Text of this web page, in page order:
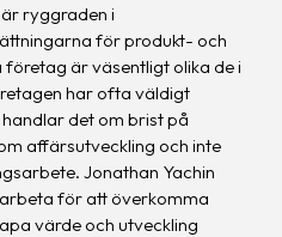
ryggraden i
för produkt- och
är väsentligt olika de i
har ofta väldigt
det om brist på
affärsutveckling och inte
Jonathan Yachin
för att överkomma
värde och utveckling